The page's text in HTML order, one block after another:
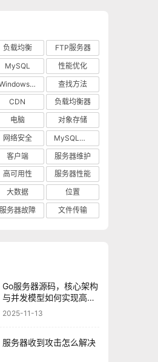
负载均衡
FTP服务器
MySQL
性能优化
Windows 10
查找方法
CDN
负载均衡器
电脑
对象存储
网络安全
MySQL数据库
客户端
服务器维护
高可用性
服务器性能
大数据
位置
服务器故障 文件传输
Go服务器源码，核心架构
与并发模型如何实现高效
处理？
2025-11-13
服务器收到攻击怎么解决